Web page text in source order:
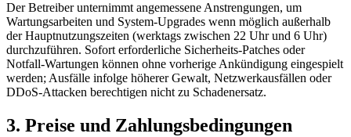
Der Betreiber unternimmt angemessene Anstrengungen, um
Wartungsarbeiten und System-Upgrades wenn möglich außerhalb
der Hauptnutzungszeiten (werktags zwischen 22 Uhr und 6 Uhr)
durchzuführen. Sofort erforderliche Sicherheits-Patches oder
Notfall-Wartungen können ohne vorherige Ankündigung eingespielt
werden; Ausfälle infolge höherer Gewalt, Netzwerkausfällen oder
DDoS-Attacken berechtigen nicht zu Schadenersatz.
3. Preise und Zahlungsbedingungen